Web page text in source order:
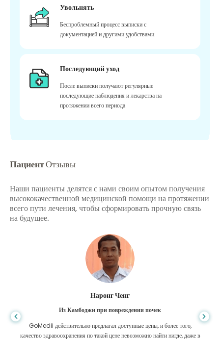
Увольнять
Беспроблемный процесс выписки с
документацией и другими удобствами.
Последующий уход
После выписки получают регулярные
последующие наблюдения и лекарства на
протяжении всего периода
ПациентОтзывы
Наши пациенты делятся с нами своим опытом получения
высококачественной медицинской помощи на протяжении
всего пути лечения, чтобы сформировать прочную связь
на будущее.
Шандха Дас
Из Бангладеш для гастроэнтерологии
Я поблагодарил своего сына и блестящую команду GoMedii, которые
помогли мне в моем путешествии из Бангладеш в Индию для лечения.